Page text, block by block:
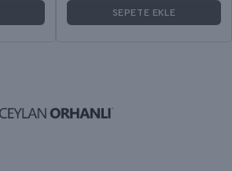
SEPETE EKLE